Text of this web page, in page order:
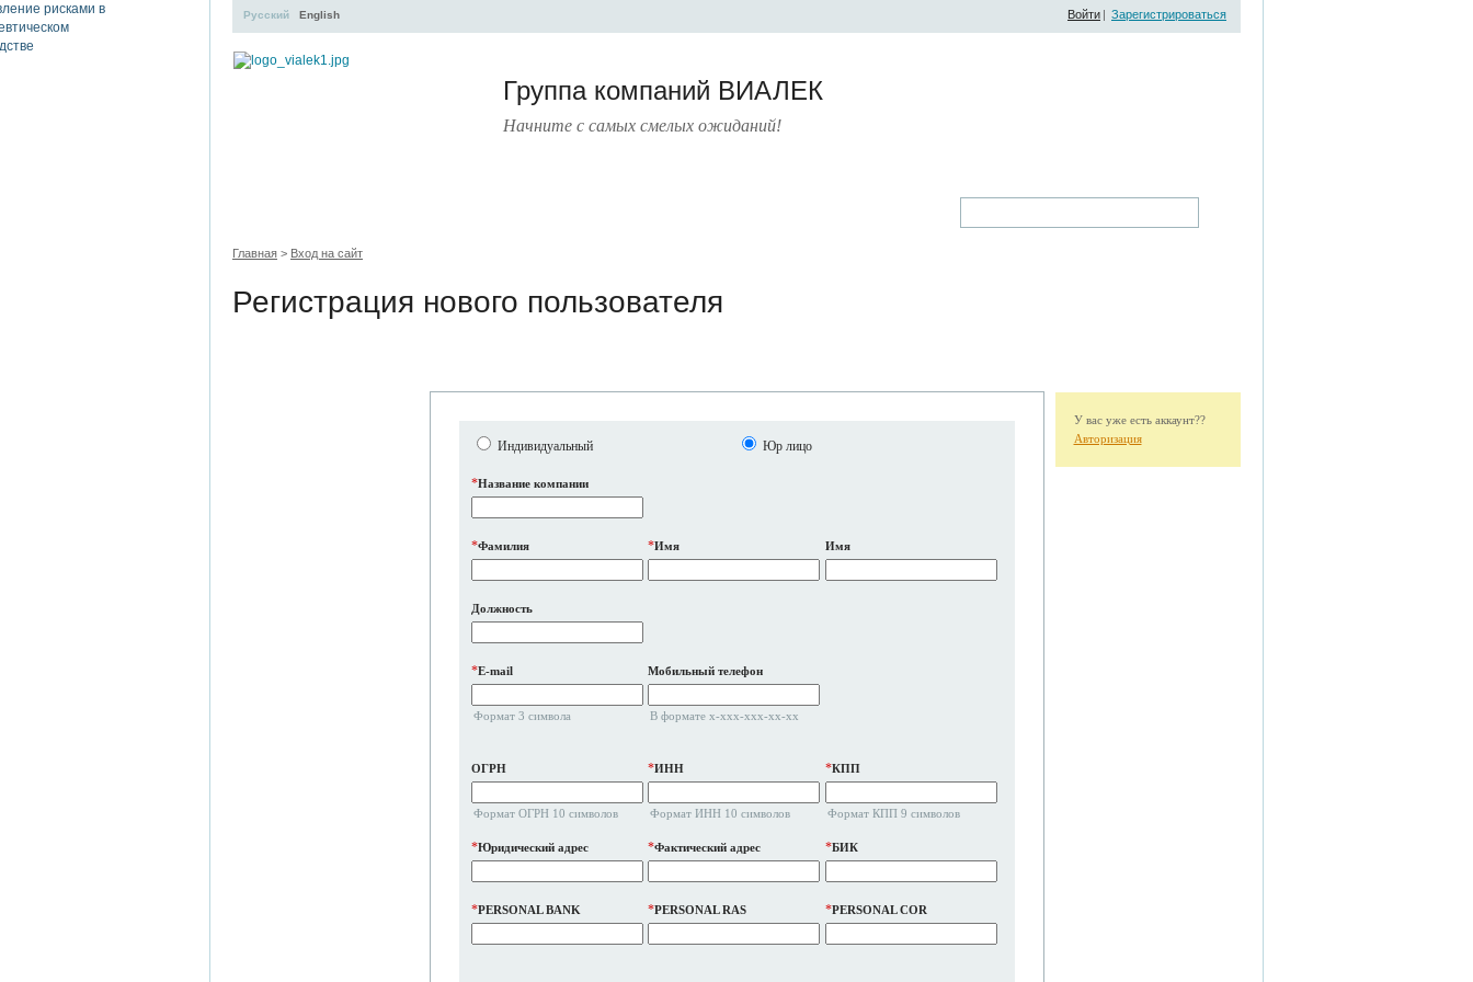
Группа компаний ВИАЛЕК
Начните с самых смелых ожиданий!
Русский English Войти | Зарегистрироваться
Главная > Вход на сайт
Регистрация нового пользователя
Индивидуальный Юр лицо
*Название компании
*Фамилия *Имя Имя
Должность
*E-mail
Формат 3 символа
Мобильный телефон
В формате x-xxx-xxx-xx-xx
ОГРН
Формат ОГРН 10 символов
*ИНН
Формат ИНН 10 символов
*КПП
Формат КПП 9 символов
*Юридический адрес *Фактический адрес *БИК
*PERSONAL BANK *PERSONAL RAS *PERSONAL COR
У вас уже есть аккаунт??
Авторизация